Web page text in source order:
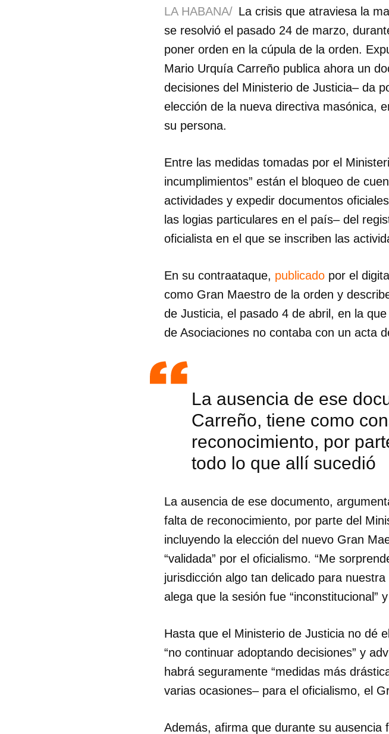
Guardar como favorito
Para poder guardar como
cuenta de 14ymedio.
LA HABANA/ La crisis que atraviesa la
se resolvió el pasado 24 de marzo,
poner orden en la cúpula de la orden.
Mario Urquía Carreño publica ahora un
decisiones del Ministerio de Justicia– da
elección de la nueva directiva masónica,
su persona.
Entre las medidas tomadas por el
incumplimientos” están el bloqueo de
actividades y expedir documentos
las logias particulares en el país– del
oficialista en el que se inscriben las
En su contraataque, publicado por el digital
como Gran Maestro de la orden y
de Justicia, el pasado 4 de abril, en la
de Asociaciones no contaba con un acta
La ausencia de ese
Carreño, tiene como
reconocimiento, por
todo lo que allí sucedió
La ausencia de ese documento,
falta de reconocimiento, por parte del
incluyendo la elección del nuevo Gran
“validada” por el oficialismo. “Me
jurisdicción algo tan delicado para
alega que la sesión fue
Hasta que el Ministerio de Justicia no dé
“no continuar adoptando decisiones” y
habrá seguramente “medidas más
varias ocasiones– para el oficialismo, el
Además, afirma que durante su ausencia